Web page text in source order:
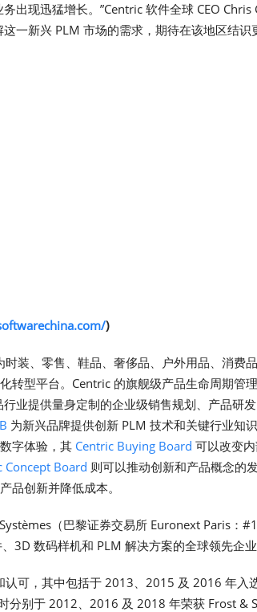
出现迅猛增长。”Centric 软件全球 CEO Chris
一新兴 PLM 市场的需求，期待在该地区结识
)
装、零售、鞋品、奢侈品、户外用品、消费
转型平台。Centric 的旗舰级产品生命周期管
业提供量身定制的企业级销售规划、产品研
为新兴品牌提供创新 PLM 技术和关键行业知
字体验，其 Centric Buying Board 可以改变
Concept Board 则可以推动创新和产品概念的
品创新并降低成本。
（巴黎证券交易所 Euronext Paris：
3D 数码样机和 PLM 解决方案的全球领先企业
认可，其中包括于 2013、2015 及 2016 年入
分别于 2012、2016 及 2018 年荣获 Frost &